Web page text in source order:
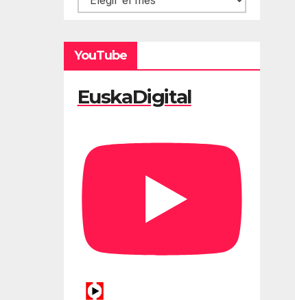
YouTube
EuskaDigital